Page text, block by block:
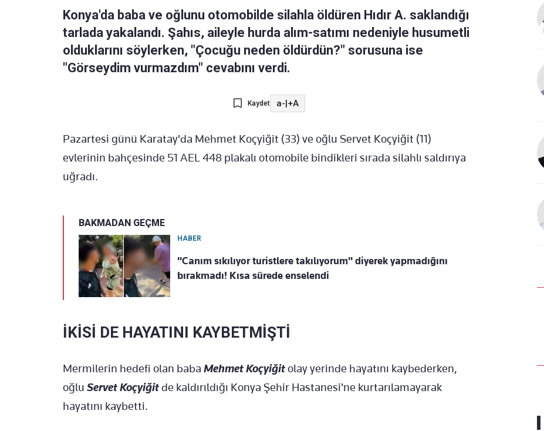
Konya'da baba ve oğlunu otomobilde silahla öldüren Hıdır A. saklandığı
tarlada yakalandı. Şahıs, aileyle hurda alım-satımı nedeniyle husumetli
olduklarını söylerken, "Çocuğu neden öldürdün?" sorusuna ise
"Görseydim vurmazdım" cevabını verdi.
Kaydet a-|+A
Pazartesi günü Karatay'da Mehmet Koçyiğit (33) ve oğlu Servet Koçyiğit (11)
evlerinin bahçesinde 51 AEL 448 plakalı otomobile bindikleri sırada silahlı saldırıya
uğradı.
BAKMADAN GEÇME
HABER
"Canım sıkılıyor turistlere takılıyorum" diyerek yapmadığını
bırakmadı! Kısa sürede enselendi
İKİSİ DE HAYATINI KAYBETMİŞTİ
Mermilerin hedefi olan baba Mehmet Koçyiğitolay yerinde hayatını kaybederken,
oğlu Servet Koçyiğitde kaldırıldığı Konya Şehir Hastanesi'ne kurtarılamayarak
hayatını kaybetti.